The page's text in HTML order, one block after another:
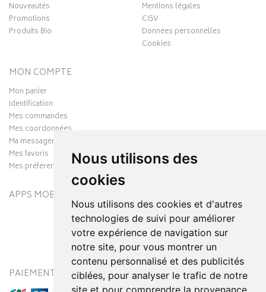
Nous utilisons des
cookies
Nous utilisons des cookies et d'autres
technologies de suivi pour améliorer
votre expérience de navigation sur
notre site, pour vous montrer un
contenu personnalisé et des publicités
ciblées, pour analyser le trafic de notre
site et pour comprendre la provenance
Nouveautés
Promotions
Produits Bio
Mentions légales
CGV
Données personnelles
Cookies
MON COMPTE
Mon panier
Identification
Mes commandes
Mes coordonnées
Ma messagerie
Mes favoris
Mes préférences Cookies
APPS MOBILES
PAIEMENT SÉCURISÉ MODES DE LIVRAISON